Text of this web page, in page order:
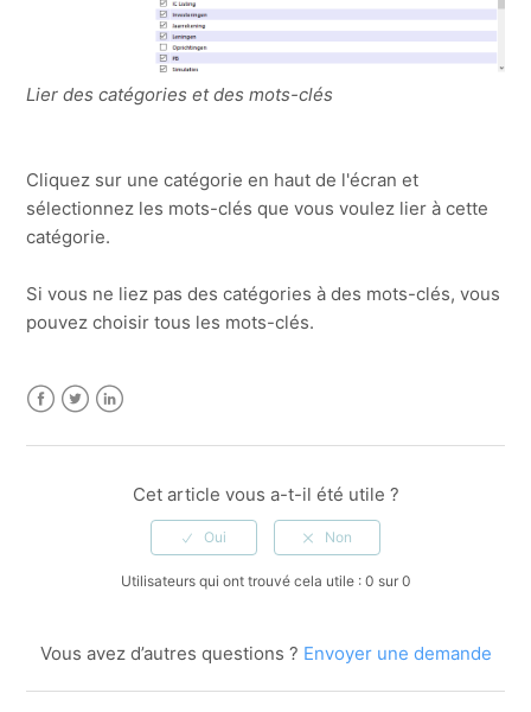
Lier des catégories et des mots-clés
Cliquez sur une catégorie en haut de l'écran et
sélectionnez les mots-clés que vous voulez lier à cette
catégorie.
Si vous ne liez pas des catégories à des mots-clés, vous
pouvez choisir tous les mots-clés.
Cet article vous a-t-il été utile ?
Utilisateurs qui ont trouvé cela utile : 0 sur 0
Vous avez d’autres questions ? Envoyer une demande